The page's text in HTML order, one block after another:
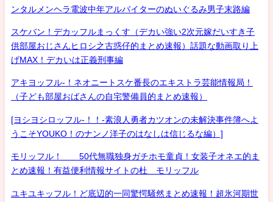
ンタルメンヘラ電波中年アルバイターのぬいぐるみ男子末路編
スケバン！デカッフルまっくす（デカい強い2次元嫁だいすき子
供部屋おじさんヒロシ之古惑仔的まとめ速報）話題な動画取り上
げMAX！デカいは正義刑事編
アキヨッフル-！ネオニートスケ番長のエキストラ芸能情報局！
（子ども部屋おばさんの自宅警備員的まとめ速報）
[ヨシヨシロッフル-！！-素浪人勇者カツオンの未解決事件簿へよ
うこそYOUKO！のナンノ洋子のはなしは信じるな編）]
モリッフル！ 50代無職独身ガチホモ童貞！女装子オネエ的ま
とめ速報！有益便利情報サイトの杜 モリッフル
ユキユキッフル！ど底辺的一同驚愕騒然まとめ速報！超氷河期世